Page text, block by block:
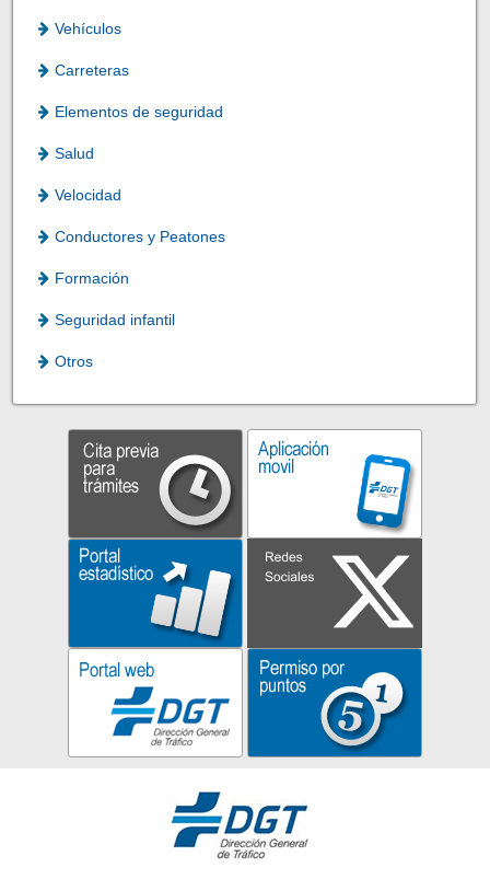
Vehículos
Carreteras
Elementos de seguridad
Salud
Velocidad
Conductores y Peatones
Formación
Seguridad infantil
Otros